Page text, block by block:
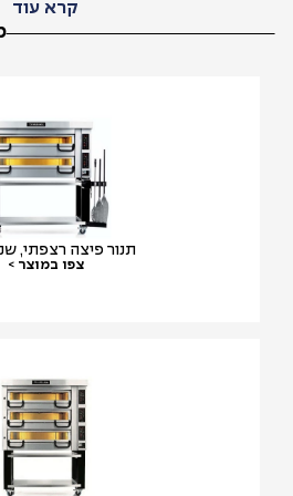
קרא עוד
תנור פיצה רצפתי, שני תאים
צפו במוצר >